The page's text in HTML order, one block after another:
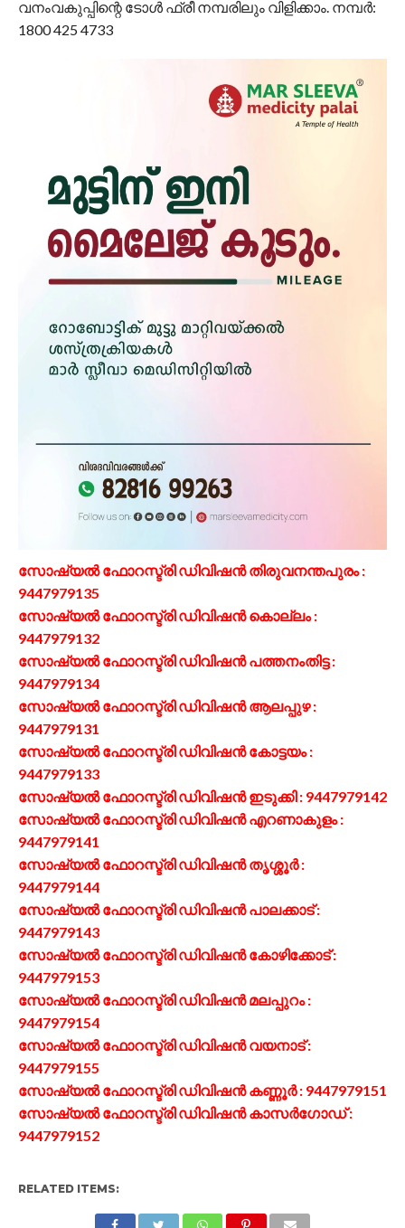
വനംവകുപ്പിന്റെ ടോള്‍ ഫ്രീ നമ്പരിലും വിളിക്കാം. നമ്പര്‍:
1800 425 4733
സോഷ്യല്‍ ഫോറസ്ട്രി ഡിവിഷന്‍ തിരുവനന്തപുരം :
9447979135
സോഷ്യല്‍ ഫോറസ്ട്രി ഡിവിഷന്‍ കൊല്ലം :
9447979132
സോഷ്യല്‍ ഫോറസ്ട്രി ഡിവിഷന്‍ പത്തനംതിട്ട :
9447979134
സോഷ്യല്‍ ഫോറസ്ട്രി ഡിവിഷന്‍ ആലപ്പുഴ :
9447979131
സോഷ്യല്‍ ഫോറസ്ട്രി ഡിവിഷന്‍ കോട്ടയം :
9447979133
സോഷ്യല്‍ ഫോറസ്ട്രി ഡിവിഷന്‍ ഇടുക്കി : 9447979142
സോഷ്യല്‍ ഫോറസ്ട്രി ഡിവിഷന്‍ എറണാകുളം :
9447979141
സോഷ്യല്‍ ഫോറസ്ട്രി ഡിവിഷന്‍ തൃശ്ശൂര്‍ :
9447979144
സോഷ്യല്‍ ഫോറസ്ട്രി ഡിവിഷന്‍ പാലക്കാട് :
9447979143
സോഷ്യല്‍ ഫോറസ്ട്രി ഡിവിഷന്‍ കോഴിക്കോട് :
9447979153
സോഷ്യല്‍ ഫോറസ്ട്രി ഡിവിഷന്‍ മലപ്പുറം :
9447979154
സോഷ്യല്‍ ഫോറസ്ട്രി ഡിവിഷന്‍ വയനാട് :
9447979155
സോഷ്യല്‍ ഫോറസ്ട്രി ഡിവിഷന്‍ കണ്ണൂര്‍ : 9447979151
സോഷ്യല്‍ ഫോറസ്ട്രി ഡിവിഷന്‍ കാസര്‍ഗോഡ് :
9447979152
RELATED ITEMS: